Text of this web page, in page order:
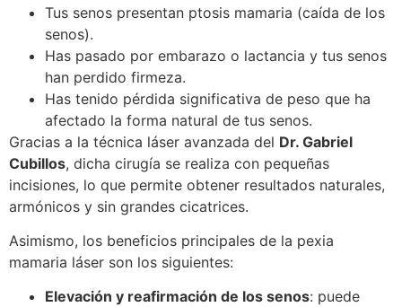
Tus senos presentan ptosis mamaria (caída de los
senos).
Has pasado por embarazo o lactancia y tus senos
han perdido firmeza.
Has tenido pérdida significativa de peso que ha
afectado la forma natural de tus senos.
Gracias a la técnica láser avanzada del Dr. Gabriel
Cubillos, dicha cirugía se realiza con pequeñas
incisiones, lo que permite obtener resultados naturales,
armónicos y sin grandes cicatrices.
Asimismo, los beneficios principales de la pexia
mamaria láser son los siguientes:
Elevación y reafirmación de los senos: puede